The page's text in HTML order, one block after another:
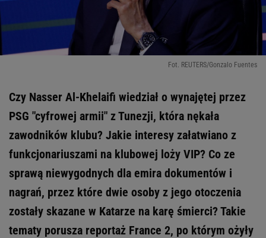
Fot. REUTERS/Gonzalo Fuentes
Czy Nasser Al-Khelaifi wiedział o wynajętej przez
PSG "cyfrowej armii" z Tunezji, która nękała
zawodników klubu? Jakie interesy załatwiano z
funkcjonariuszami na klubowej loży VIP? Co ze
sprawą niewygodnych dla emira dokumentów i
nagrań, przez które dwie osoby z jego otoczenia
zostały skazane w Katarze na karę śmierci? Takie
tematy porusza reportaż France 2, po którym ożyły